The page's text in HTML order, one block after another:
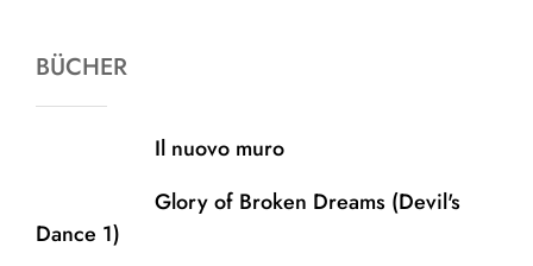
BÜCHER
Il nuovo muro
Glory of Broken Dreams (Devil's
Dance 1)